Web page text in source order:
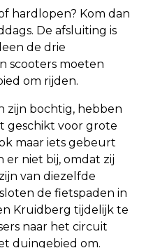
hardlopen? Kom dan
De afsluiting is
de drie
scooters moeten
om rijden.
zijn bochtig, hebben
geschikt voor grote
maar iets gebeurt
niet bij, omdat zij
van diezelfde
de fietspaden in
Kruidberg tijdelijk te
naar het circuit
duingebied om.